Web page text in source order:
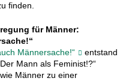
finden.
für Männer:
Männersache!“
entstand
Mann als Feminist!?“
Männer zu einer